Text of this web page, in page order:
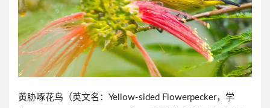
黄胁啄花鸟（英文名：Yellow-sided Flowerpecker，学